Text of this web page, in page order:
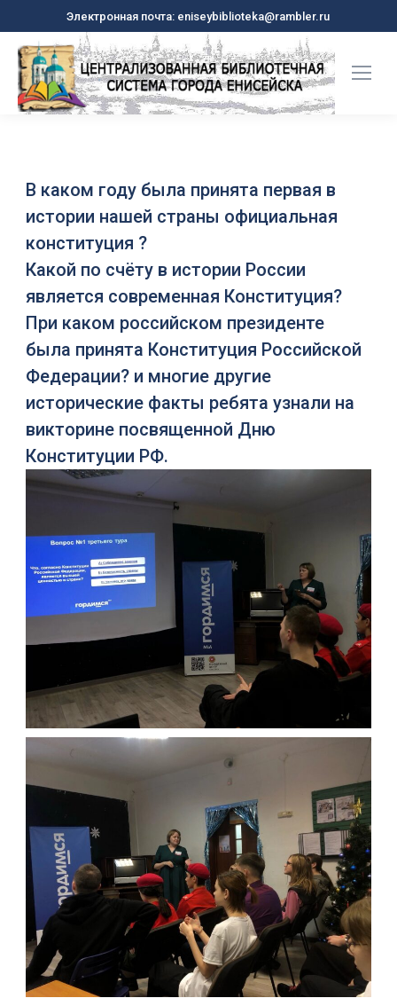
Электронная почта: eniseybiblioteka@rambler.ru
В каком году была принята первая в
истории нашей страны официальная
конституция ?
Какой по счёту в истории России
является современная Конституция?
При каком российском президенте
была принята Конституция Российской
Федерации? и многие другие
исторические факты ребята узнали на
викторине посвященной Дню
Конституции РФ.